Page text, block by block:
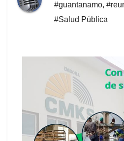
#guantanamo,
#Salud Pública